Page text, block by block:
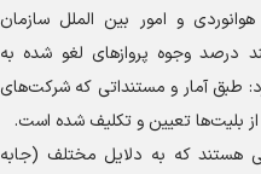
و امور بین الملل سازمان
درصد وجوه پرواز‌های لغو شده به
طبق آمار و مستنداتی که شرکت‌های
کسانی هستند که به دلایل مختلف (جابه